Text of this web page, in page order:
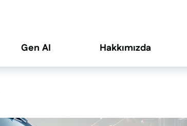
Gen AI Hakkımızda